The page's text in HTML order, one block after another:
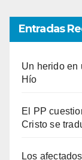
Entradas
Un herido en
Hío
El PP
Cristo se
Los